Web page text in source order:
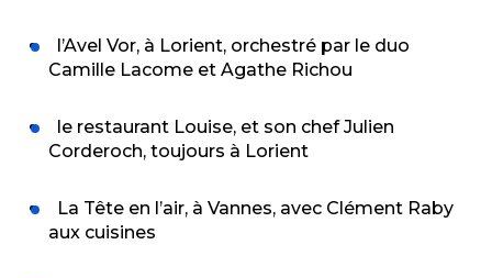
l’Avel Vor, à Lorient, orchestré par le duo
Camille Lacome et Agathe Richou
le restaurant Louise, et son chef Julien
Corderoch, toujours à Lorient
La Tête en l’air, à Vannes, avec Clément Raby
aux cuisines